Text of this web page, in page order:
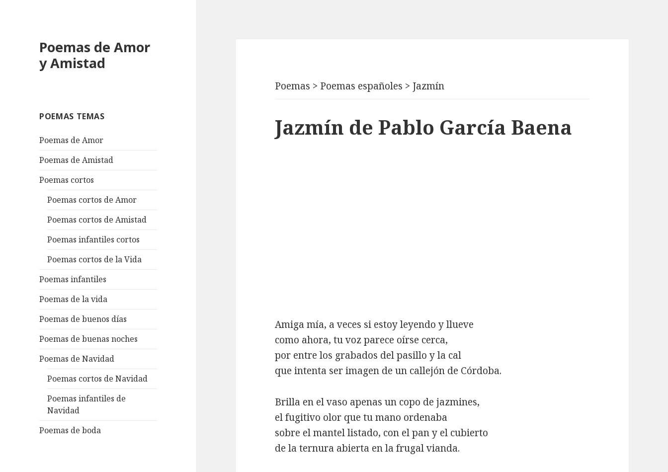
Poemas de Amor
y Amistad
POEMAS TEMAS
Poemas de Amor
Poemas de Amistad
Poemas cortos
Poemas cortos de Amor
Poemas cortos de Amistad
Poemas infantiles cortos
Poemas cortos de la Vida
Poemas infantiles
Poemas de la vida
Poemas de buenos días
Poemas de buenas noches
Poemas de Navidad
Poemas cortos de Navidad
Poemas infantiles de
Navidad
Poemas de boda
Poemas > Poemas españoles > Jazmín
Jazmín de Pablo García Baena
Amiga mía, a veces si estoy leyendo y llueve
como ahora, tu voz parece oírse cerca,
por entre los grabados del pasillo y la cal
que intenta ser imagen de un callejón de Córdoba.
Brilla en el vaso apenas un copo de jazmines,
el fugitivo olor que tu mano ordenaba
sobre el mantel listado, con el pan y el cubierto
de la ternura abierta en la frugal vianda.